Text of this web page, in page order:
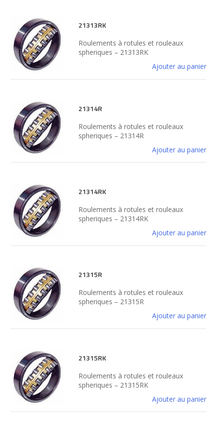
21313RK
Roulements à rotules et rouleaux
spheriques – 21313RK
Ajouter au panier
21314R
Roulements à rotules et rouleaux
spheriques – 21314R
Ajouter au panier
21314RK
Roulements à rotules et rouleaux
spheriques – 21314RK
Ajouter au panier
21315R
Roulements à rotules et rouleaux
spheriques – 21315R
Ajouter au panier
21315RK
Roulements à rotules et rouleaux
spheriques – 21315RK
Ajouter au panier